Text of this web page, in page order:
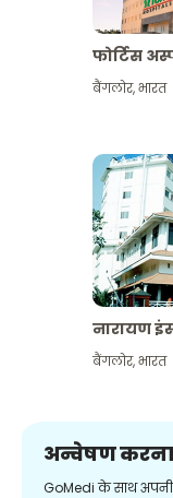
फोर्टिस
बैंगलोर,भारत
नारायण
बैंगलोर,भारत
अन्वेषण करना
GoMedi के साथ